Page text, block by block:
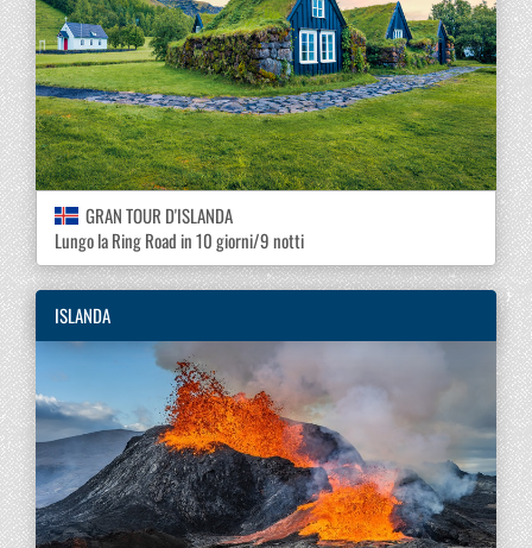
GRAN TOUR D'ISLANDA
Lungo la Ring Road in 10 giorni/9 notti
ISLANDA